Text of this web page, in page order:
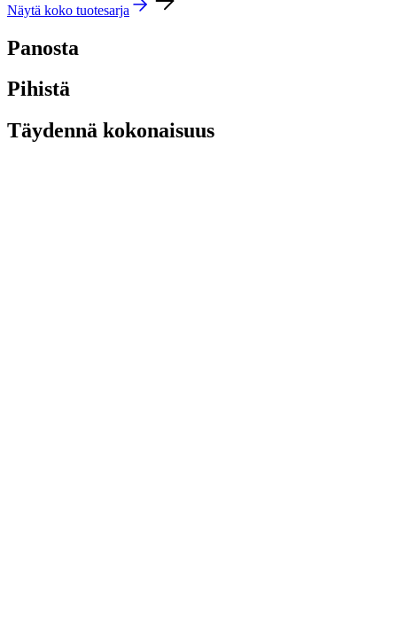
Näytä koko tuotesarja
Panosta
Pihistä
Täydennä kokonaisuus